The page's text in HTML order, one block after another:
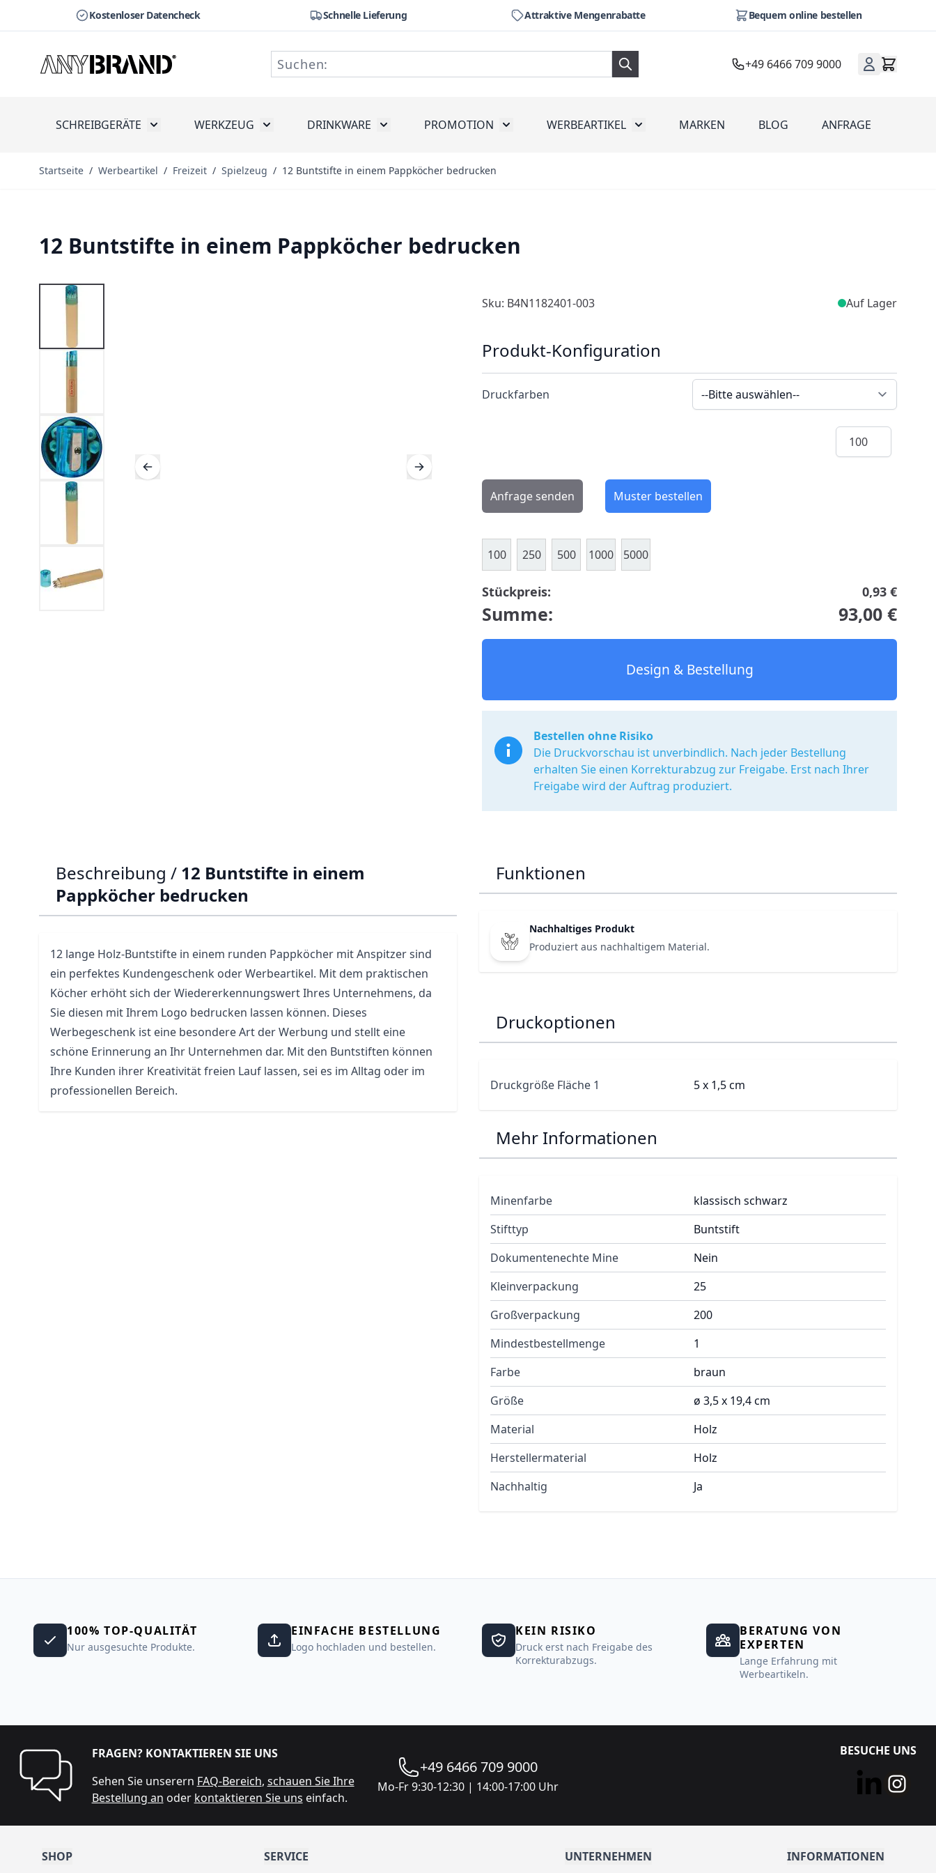
Kostenloser Datencheck Schnelle Lieferung Attraktive Mengenrabatte Bequem online bestellen
+49 6466 709 9000
SCHREIBGERÄTE Toggle submenu for Schreibgeräte
WERKZEUG Toggle submenu for Werkzeug
DRINKWARE Toggle submenu for Drinkware
PROMOTION Toggle submenu for Promotion
WERBEARTIKEL Toggle submenu for Werbeartikel
MARKEN BLOG ANFRAGE
Startseite / Werbeartikel / Freizeit / Spielzeug / 12 Buntstifte in einem Pappköcher bedrucken
12 Buntstifte in einem Pappköcher bedrucken
Sku: B4N1182401-003 Auf Lager
Produkt-Konfiguration
Druckfarben
Menge
Anfrage senden Muster bestellen
100 250 500 1000 5000
Stückpreis: 0,93 €
Summe: 93,00 €
Design & Bestellung
Bestellen ohne Risiko
Die Druckvorschau ist unverbindlich. Nach jeder Bestellung
erhalten Sie einen Korrekturabzug zur Freigabe. Erst nach Ihrer
Freigabe wird der Auftrag produziert.
Beschreibung / 12 Buntstifte in einem
Pappköcher bedrucken
12 lange Holz-Buntstifte in einem runden Pappköcher mit Anspitzer sind
ein perfektes Kundengeschenk oder Werbeartikel. Mit dem praktischen
Köcher erhöht sich der Wiedererkennungswert Ihres Unternehmens, da
Sie diesen mit Ihrem Logo bedrucken lassen können. Dieses
Werbegeschenk ist eine besondere Art der Werbung und stellt eine
schöne Erinnerung an Ihr Unternehmen dar. Mit den Buntstiften können
Ihre Kunden ihrer Kreativität freien Lauf lassen, sei es im Alltag oder im
professionellen Bereich.
Funktionen
Nachhaltiges Produkt
Produziert aus nachhaltigem Material.
Druckoptionen
Druckgröße Fläche 1 5 x 1,5 cm
Mehr Informationen
Minenfarbe
klassisch schwarz
Stifttyp
Buntstift
Dokumentenechte Mine
Nein
Kleinverpackung
25
Großverpackung
200
Mindestbestellmenge
1
Farbe
braun
Größe
ø 3,5 x 19,4 cm
Material
Holz
Herstellermaterial
Holz
Nachhaltig
Ja
100% TOP-QUALITÄT
Nur ausgesuchte Produkte.
EINFACHE BESTELLUNG
Logo hochladen und bestellen.
KEIN RISIKO
Druck erst nach Freigabe des
Korrekturabzugs.
BERATUNG VON
EXPERTEN
Lange Erfahrung mit
Werbeartikeln.
FRAGEN? KONTAKTIEREN SIE UNS
Sehen Sie unserern FAQ-Bereich, schauen Sie Ihre
Bestellung an oder kontaktieren Sie uns einfach.
+49 6466 709 9000
Mo-Fr 9:30-12:30 | 14:00-17:00 Uhr
BESUCHE UNS
SHOP SERVICE UNTERNEHMEN INFORMATIONEN